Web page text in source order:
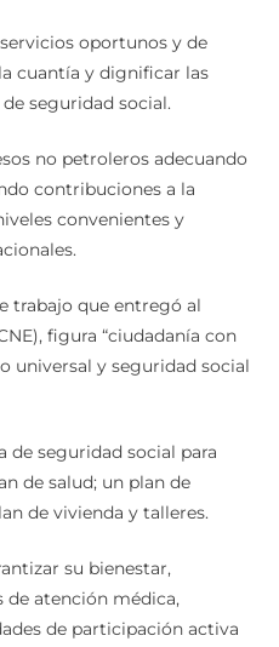
oportunos y de
cuantía y dignificar las
seguridad social.
no petroleros adecuando
contribuciones a la
convenientes y
trabajo que entregó al
figura “ciudadanía con
universal y seguridad social
de seguridad social para
de salud; un plan de
de vivienda y talleres.
su bienestar,
de atención médica,
de participación activa